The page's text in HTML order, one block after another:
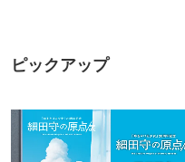
ピックアップ